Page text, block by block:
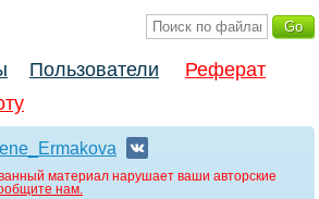
Пользователи
Реферат
материал нарушает ваши авторские
нам.